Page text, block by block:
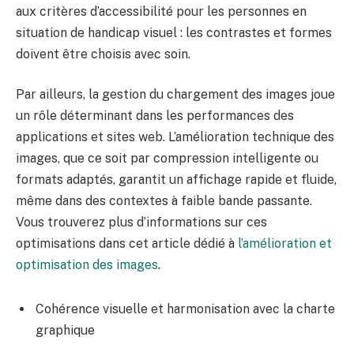
aux critères d’accessibilité pour les personnes en
situation de handicap visuel : les contrastes et formes
doivent être choisis avec soin.
Par ailleurs, la gestion du chargement des images joue
un rôle déterminant dans les performances des
applications et sites web. L’amélioration technique des
images, que ce soit par compression intelligente ou
formats adaptés, garantit un affichage rapide et fluide,
même dans des contextes à faible bande passante.
Vous trouverez plus d’informations sur ces
optimisations dans cet article dédié à l’amélioration et
optimisation des images.
Cohérence visuelle et harmonisation avec la charte
graphique